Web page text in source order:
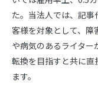
た。当法人では、記
客様を対象として、
や病気のあるライタ
転換を目指すと共に直
ます。